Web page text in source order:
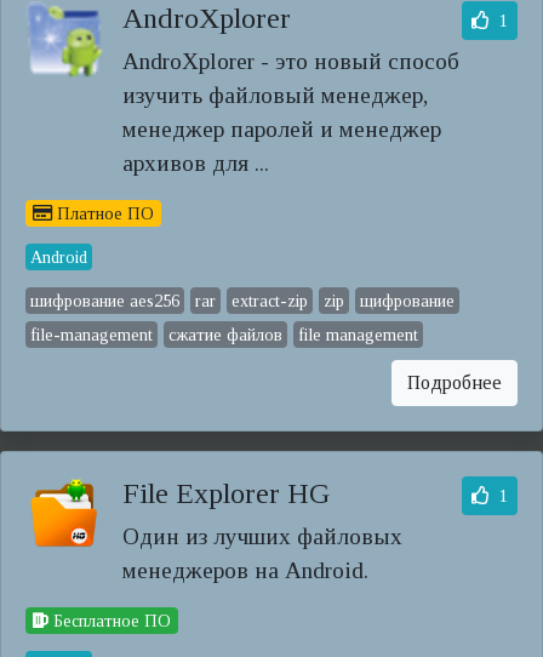
AndroXplorer
AndroXplorer - это новый способ
изучить файловый менеджер,
менеджер паролей и менеджер
архивов для ...
1
Платное ПО
Android
шифрование aes256 rar extract-zip zip
щифрование
file-management
сжатие файлов file management
Подробнее
File Explorer HG
Один из лучших файловых
менеджеров на Android.
1
Бесплатное ПО